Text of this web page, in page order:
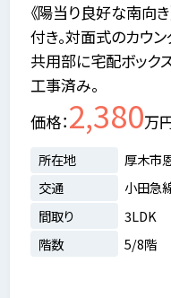
《陽当り良好な南向
付き。対面式のカウ
共用部に宅配ボック
工事済み。
価格 2,380万
所在地
厚木市
交通
小田急
間取り
3LDK
階数
5/8階